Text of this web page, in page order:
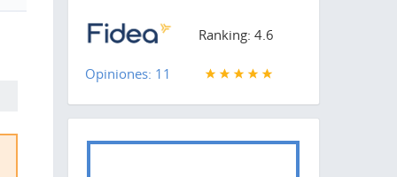
Ranking: 4.6
Opiniones: 11